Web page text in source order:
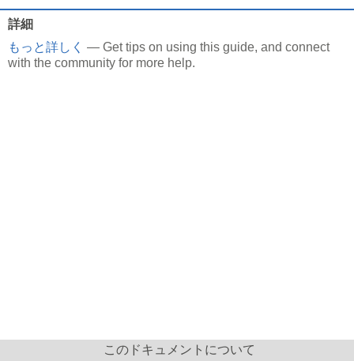
詳細
もっと詳しく — Get tips on using this guide, and connect
with the community for more help.
このドキュメントについて